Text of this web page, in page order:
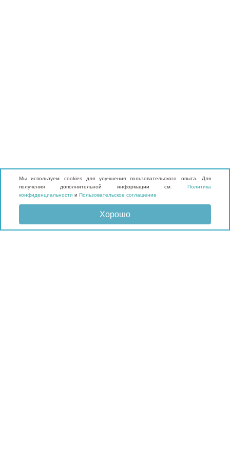
Мы используем cookies для улучшения пользовательского опыта. Для
получения дополнительной информации см. Политика
конфиденциальности и Пользовательское соглашение
Хорошо